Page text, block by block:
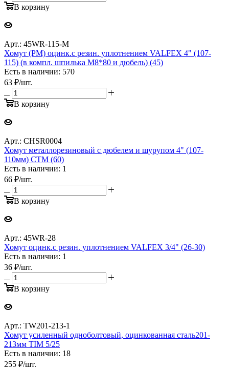
В корзину
Арт.: 45WR-115-М
Хомут (РМ) оцинк.с резин. уплотнением VALFEX 4" (107-
115) (в компл. шпилька М8*80 и дюбель) (45)
Есть в наличии: 570
63 ₽/шт.
В корзину
Арт.: CHSR0004
Хомут металлорезиновый с дюбелем и шурупом 4" (107-
110мм) CTM (60)
Есть в наличии: 1
66 ₽/шт.
В корзину
Арт.: 45WR-28
Хомут оцинк.с резин. уплотнением VALFEX 3/4" (26-30)
Есть в наличии: 1
36 ₽/шт.
В корзину
Арт.: TW201-213-1
Хомут усиленный одноболтовый, оцинкованная сталь201-
213мм TIM 5/25
Есть в наличии: 18
255 ₽/шт.